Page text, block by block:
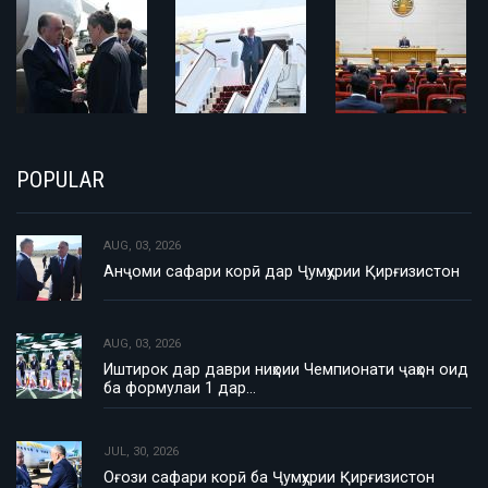
POPULAR
AUG, 03, 2026
Анҷоми сафари корӣ дар Ҷумҳурии Қирғизистон
AUG, 03, 2026
Иштирок дар даври ниҳоии Чемпионати ҷаҳон оид
ба формулаи 1 дар…
JUL, 30, 2026
Оғози сафари корӣ ба Ҷумҳурии Қирғизистон